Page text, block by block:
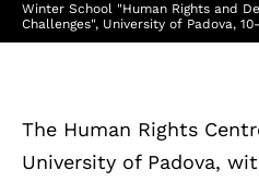
Winter School "Human Rights and
Challenges", University of Padova,
The Human Rights
University of Padova,